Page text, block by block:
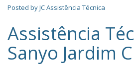
Posted byJC Assistência Técnica
Assistência
Sanyo Jardim